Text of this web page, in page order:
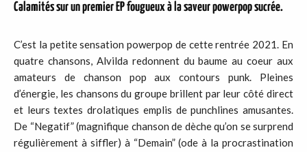
Calamités sur un premier EP fougueux à la saveur powerpop sucrée.
C’est la petite sensation powerpop de cette rentrée 2021. En
quatre chansons, Alvilda redonnent du baume au coeur aux
amateurs de chanson pop aux contours punk. Pleines
d’énergie, les chansons du groupe brillent par leur côté direct
et leurs textes drolatiques emplis de punchlines amusantes.
De “Negatif” (magnifique chanson de dèche qu’on se surprend
régulièrement à siffler) à “Demain” (ode à la procrastination